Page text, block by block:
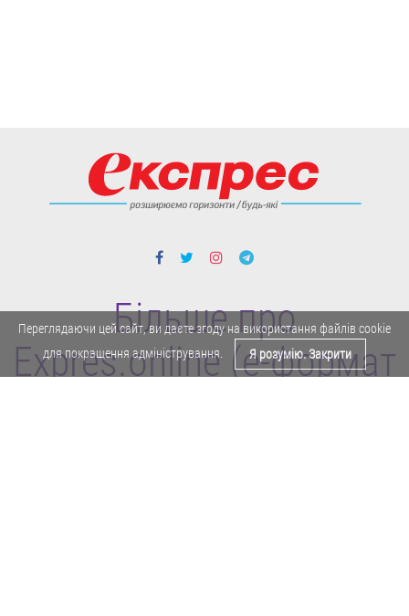
Більше про
Expres.online (e-формат
Переглядаючи цей сайт, ви даєте згоду на використання файлів cookie
для покращення адміністрування.
Я розумію. Закрити